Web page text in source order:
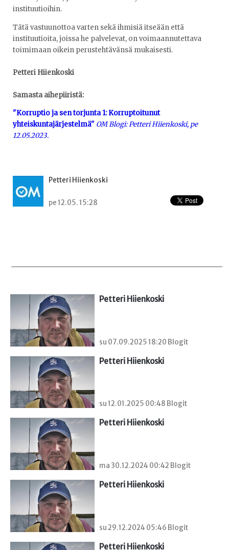
instituutioihin.
Tätä vastuunottoa varten sekä ihmisiä itseään että
instituutioita, joissa he palvelevat, on voimaannutettava
toimimaan oikein perustehtävänsä mukaisesti.
Petteri Hiienkoski
Samasta aihepiiristä:
"Korruptio ja sen torjunta 1: Korruptoitunut
yhteiskuntajärjestelmä" OM Blogi: Petteri Hiienkoski, pe
12.05.2023.
Petteri Hiienkoski
pe 12.05. 15:28
Petteri Hiienkoski
su 07.09.2025 18:20 Blogit
Petteri Hiienkoski
su 12.01.2025 00:48 Blogit
Petteri Hiienkoski
ma 30.12.2024 00:42 Blogit
Petteri Hiienkoski
su 29.12.2024 05:46 Blogit
Petteri Hiienkoski